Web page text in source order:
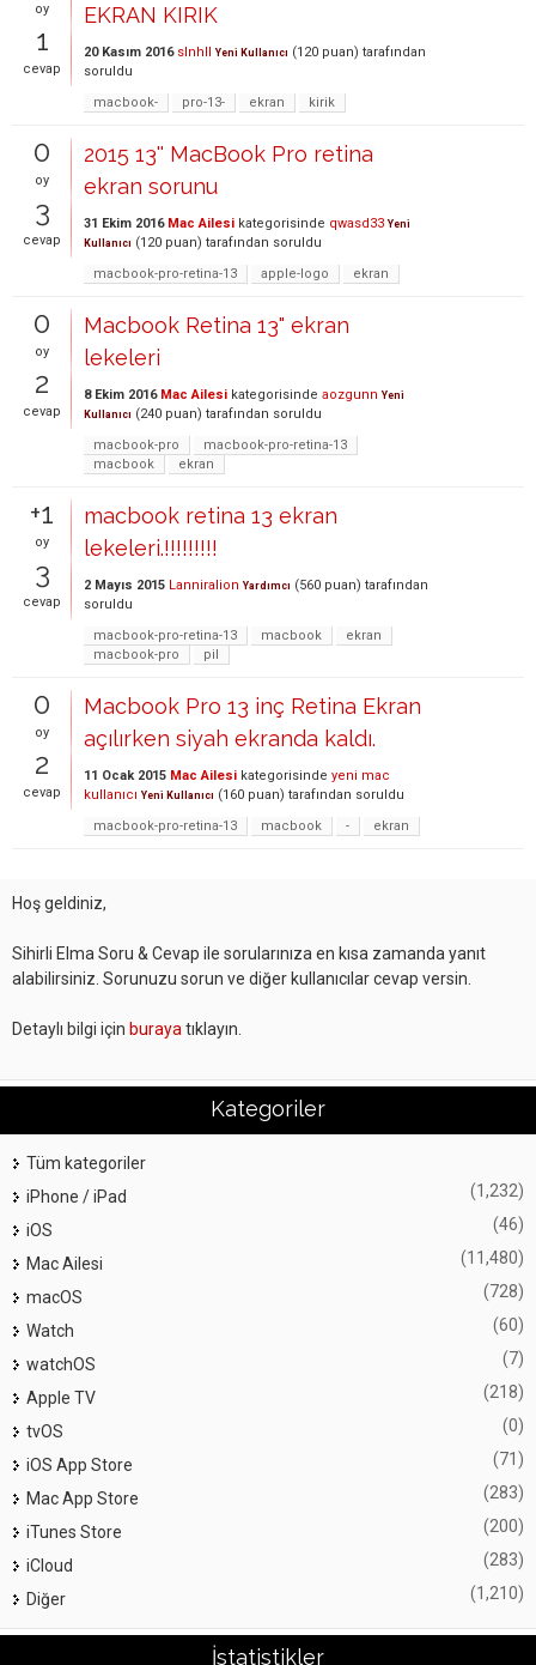
oy
1
cevap
EKRAN KIRIK
20 Kasım 2016 slnhll Yeni Kullanıcı (120 puan) tarafından
soruldu
macbook-
pro-13- ekran kirik
0
oy
3
cevap
2015 13'' MacBook Pro retina
ekran sorunu
31 Ekim 2016 Mac Ailesi kategorisinde qwasd33 Yeni
Kullanıcı (120 puan) tarafından soruldu
macbook-pro-retina-13
apple-logo ekran
0
oy
2
cevap
Macbook Retina 13" ekran
lekeleri
8 Ekim 2016 Mac Ailesi kategorisinde aozgunn Yeni
Kullanıcı (240 puan) tarafından soruldu
macbook-pro
macbook-pro-retina-13
macbook
ekran
+1
oy
3
cevap
macbook retina 13 ekran
lekeleri.!!!!!!!!!
2 Mayıs 2015 Lanniralion Yardımcı (560 puan) tarafından
soruldu
macbook-pro-retina-13
macbook
ekran
macbook-pro
pil
0
oy
2
cevap
Macbook Pro 13 inç Retina Ekran
açılırken siyah ekranda kaldı.
11 Ocak 2015 Mac Ailesi kategorisinde yeni mac
kullanıcı Yeni Kullanıcı (160 puan) tarafından soruldu
macbook-pro-retina-13
macbook - ekran
Hoş geldiniz,
Sihirli Elma Soru & Cevap ile sorularınıza en kısa zamanda yanıt
alabilirsiniz. Sorunuzu sorun ve diğer kullanıcılar cevap versin.
Detaylı bilgi için buraya tıklayın.
Kategoriler
Tüm kategoriler
iPhone / iPad
(1,232)
iOS (46)
Mac Ailesi (11,480)
macOS (728)
Watch (60)
watchOS (7)
Apple TV (218)
tvOS (0)
iOS App Store (71)
Mac App Store (283)
iTunes Store (200)
iCloud (283)
Diğer (1,210)
İstatistikler